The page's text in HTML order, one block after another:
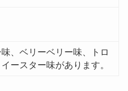
、ベリーベリー味、トロ
ースター味があります。